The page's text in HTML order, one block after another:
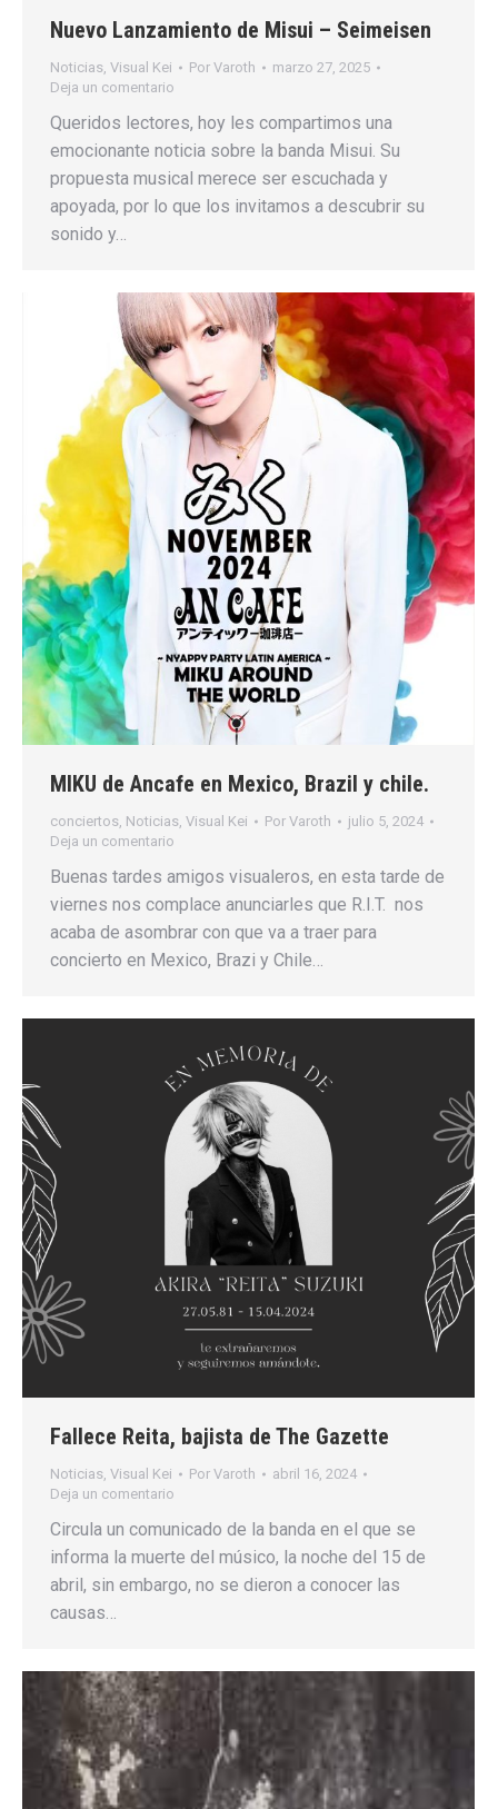
Nuevo Lanzamiento de Misui – Seimeisen
Noticias Visual Kei Por Varoth
marzo 27, 2025
Deja un comentario
Queridos lectores, hoy les compartimos una
emocionante noticia sobre la banda Misui. Su
propuesta musical merece ser escuchada y
apoyada, por lo que los invitamos a descubrir su
sonido y…
MIKU de Ancafe en Mexico, Brazil y chile.
conciertos, Noticias, Visual Kei Por Varoth
julio 5, 2024
Deja un comentario
Buenas tardes amigos visualeros, en esta tarde de
viernes nos complace anunciarles que R.I.T. nos
acaba de asombrar con que va a traer para
concierto en Mexico, Brazi y Chile…
Fallece Reita, bajista de The Gazette
Noticias, Visual Kei Por Varoth
abril 16, 2024
Deja un comentario
Circula un comunicado de la banda en el que se
informa la muerte del músico, la noche del 15 de
abril, sin embargo, no se dieron a conocer las
causas…